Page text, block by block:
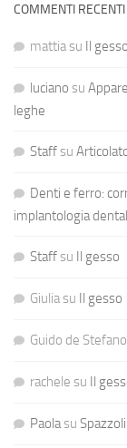
COMMENTI RECENTI
mattiasu Il gesso
luciano su
leghe
Staffsu
Denti e ferro:
implantologia
Staffsu Il gesso
Giuliasu Il gesso
Guido de Stefano
rachele su Il
Paolasu